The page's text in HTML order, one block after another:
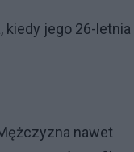
kiedy jego 26-letnia
nawet